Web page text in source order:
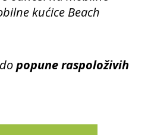
kućice Beach
popune raspoloživih